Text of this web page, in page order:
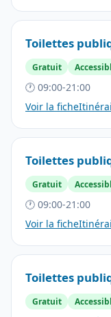
Toilettes
Gratuit
🕐 09:00-21:00
Voir la fiche
Toilettes
Gratuit
🕐 09:00-21:00
Voir la fiche
Toilettes
Gratuit